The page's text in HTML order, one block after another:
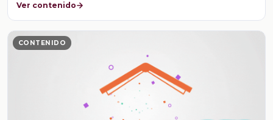
Ver contenido
CONTENIDO